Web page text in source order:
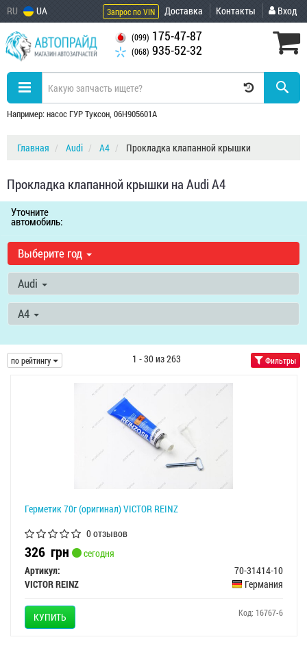
RU UA Запрос по VIN Доставка Контакты Вход
(099) 175-47-87
(068) 935-52-32
Например: насос ГУР Туксон, 06H905601A
Главная Audi A4 Прокладка клапанной крышки
Прокладка клапанной крышки на Audi A4
Уточните
автомобиль:
Выберите год
Audi
A4
по рейтингу 1 - 30 из 263 Фильтры
Герметик 70г (оригинал) VICTOR REINZ
0 отзывов
326 грн
сегодня
Артикул:
70-31414-10
VICTOR REINZ
Германия
КУПИТЬ Код: 16767-6